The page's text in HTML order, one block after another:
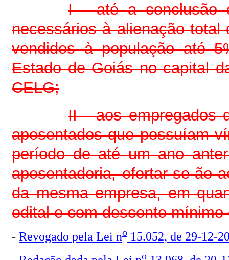
I - até a conclusão
necessários à alienação total
vendidos à população até
Estado de Goiás no capital
CELG;
II - aos empregados
aposentados que possuíam
período de até um ano
aposentadoria, ofertar-se-ão
da mesma empresa, em
edital e com desconto
- Revogado pela Lei no 15.052, de 29-12-
o